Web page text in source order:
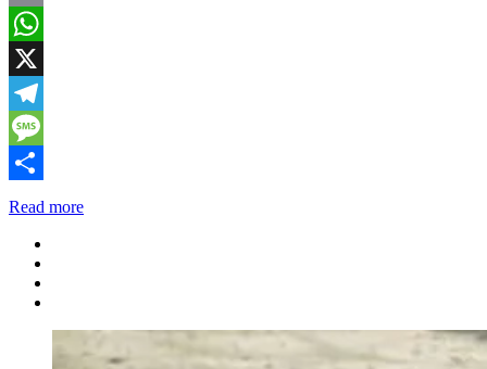
Email
WhatsApp
X
Telegram
Message
Share
Read more